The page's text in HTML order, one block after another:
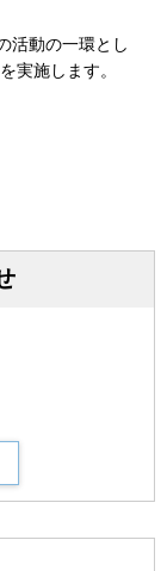
活動の一環とし
実施します。